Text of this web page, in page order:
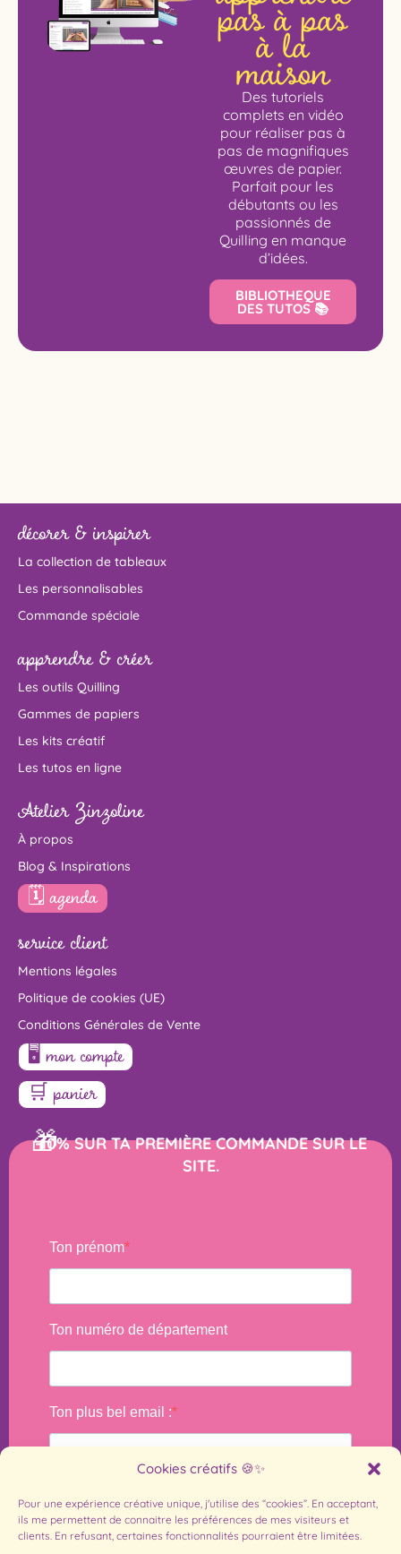
Cookies créatifs 🍪✨
Pour une expérience créative unique, j'utilise des “cookies”. En acceptant,
ils me permettent de connaitre les préférences de mes visiteurs et
clients. En refusant, certaines fonctionnalités pourraient être limitées.
à la
maison
Des tutoriels
complets en vidéo
pour réaliser pas à
pas de magnifiques
œuvres de papier.
Parfait pour les
débutants ou les
passionnés de
Quilling en manque
d’idées.
BIBLIOTHEQUE
DES TUTOS 📚
décorer & inspirer
La collection de tableaux
Les personnalisables
Commande spéciale
apprendre & créer
Les outils Quilling
Gammes de papiers
Les kits créatif
Les tutos en ligne
Atelier Zinzoline
À propos
Blog & Inspirations
🗓 agenda
service client
Mentions légales
Politique de cookies (UE)
Conditions Générales de Vente
🖥 mon compte
🛒 panier
🎁
-10% SUR TA PREMIÈRE COMMANDE SUR LE
SITE.